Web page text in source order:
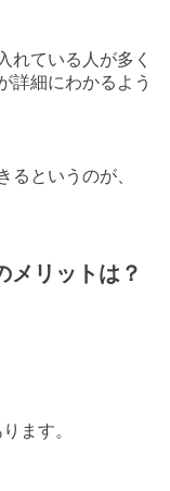
れている人が多く
詳細にわかるよう
るというのが、
メリットは？
ます。